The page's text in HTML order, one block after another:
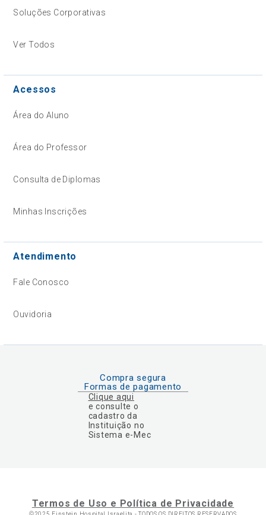
Soluções Corporativas
Ver Todos
Acessos
Área do Aluno
Área do Professor
Consulta de Diplomas
Minhas Inscrições
Atendimento
Fale Conosco
Ouvidoria
Compra segura
Formas de pagamento
Clique aqui
e consulte o
cadastro da
Instituição no
Sistema e-Mec
Termos de Uso e Política de Privacidade